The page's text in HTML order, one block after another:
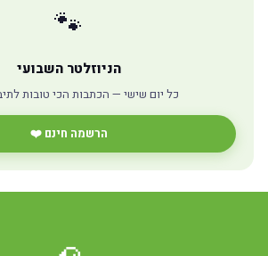
🐾
הניוזלטר השבועי
כל יום שישי — הכתבות הכי טובות
הרשמה חינם ❤️